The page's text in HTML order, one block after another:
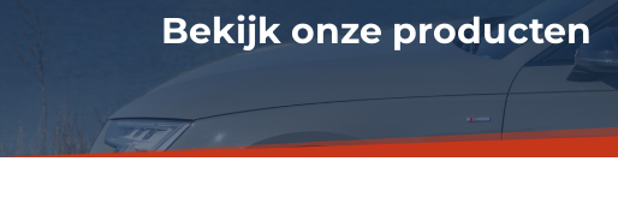
Bekijk onze producten